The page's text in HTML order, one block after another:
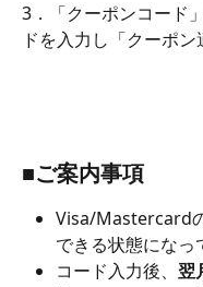
3．「クーポンコード
ドを入力し「クーポン
■ご案内事項
Visa/Mastercard
できる状態になっ
コード入力後、 翌